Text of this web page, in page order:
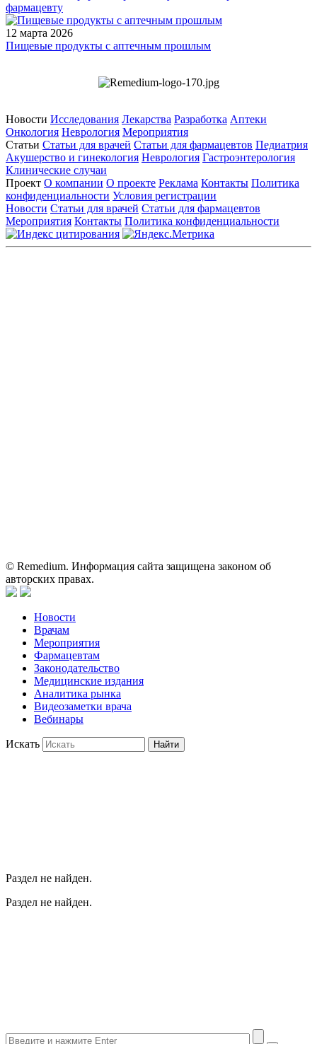
фармацевту
12 марта 2026
Пищевые продукты с аптечным прошлым
Новости Исследования Лекарства Разработка Аптеки
Онкология Неврология Мероприятия
Статьи Статьи для врачей Статьи для фармацевтов Педиатрия
Акушерство и гинекология Неврология Гастроэнтерология
Клинические случаи
Проект О компании О проекте Реклама Контакты Политика
конфиденциальности Условия регистрации
Новости Статьи для врачей Статьи для фармацевтов
Мероприятия Контакты Политика конфиденциальности
© Remedium. Информация сайта защищена законом об
авторских правах.
Новости
Врачам
Мероприятия
Фармацевтам
Законодательство
Медицинские издания
Аналитика рынка
Видеозаметки врача
Вебинары
Искать Найти
Раздел не найден.
Раздел не найден.